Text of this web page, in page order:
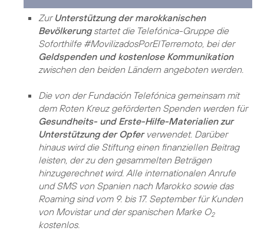
Zur Unterstützung der marokkanischen
Bevölkerungstartet die Telefónica-Gruppe die
Soforthilfe #MovilizadosPorElTerremoto, bei der
Geldspenden und kostenlose Kommunikation
zwischen den beiden Ländern angeboten werden.
Die von der Fundación Telefónica gemeinsam mit
dem Roten Kreuz geförderten Spenden werden für
Gesundheits- und Erste-Hilfe-Materialien zur
Unterstützung der Opferverwendet. Darüber
hinaus wird die Stiftung einen finanziellen Beitrag
leisten, der zu den gesammelten Beträgen
hinzugerechnet wird. Alle internationalen Anrufe
und SMS von Spanien nach Marokko sowie das
Roaming sind vom 9. bis 17. September für Kunden
von Movistar und der spanischen Marke O2
kostenlos.